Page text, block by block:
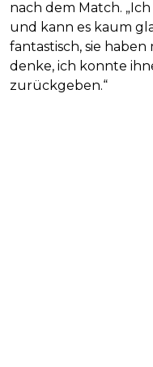
nach dem Match.
und kann es kaum
fantastisch, sie
denke, ich konnte
zurückgeben.“